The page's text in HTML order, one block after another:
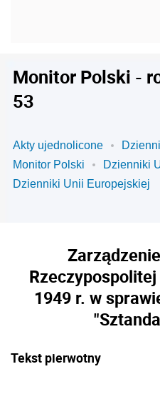
Monitor Polski -
53
Akty ujednolicone
Monitor Polski
Dzienniki
Dzienniki Unii Europejskiej
1949 r. w
Tekst pierwotny